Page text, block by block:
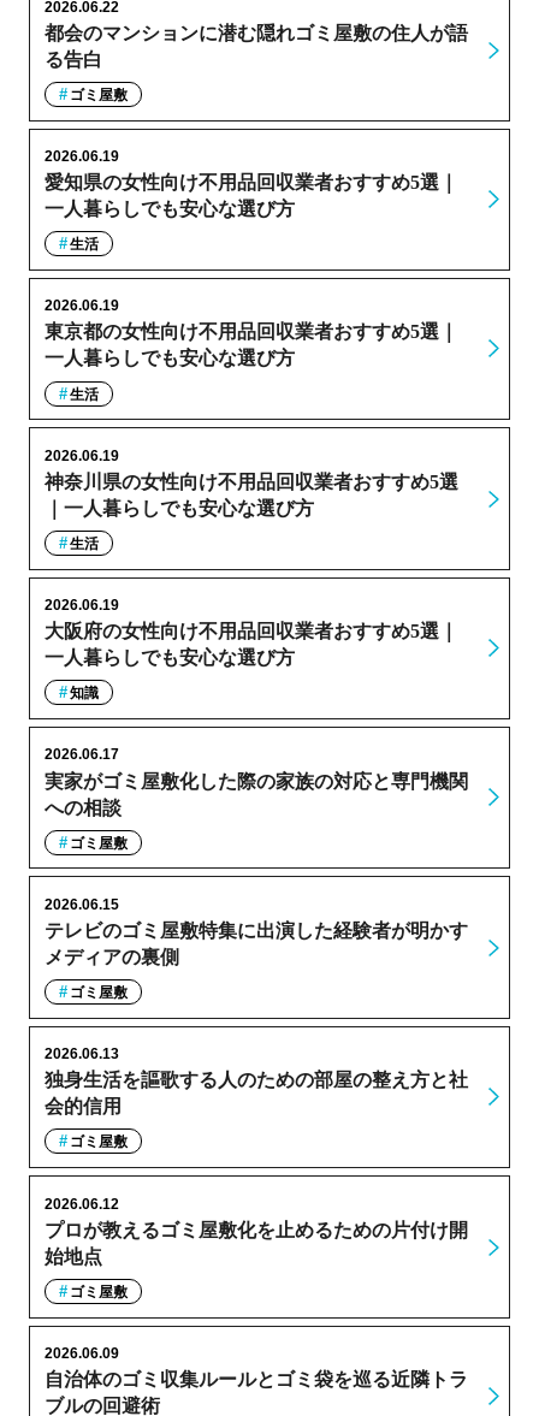
都会のマンションに潜む隠れゴミ屋敷の住人が語
る告白
2026.06.22
ゴミ屋敷
愛知県の女性向け不用品回収業者おすすめ5選｜
一人暮らしでも安心な選び方
2026.06.19
生活
東京都の女性向け不用品回収業者おすすめ5選｜
一人暮らしでも安心な選び方
2026.06.19
生活
神奈川県の女性向け不用品回収業者おすすめ5選
｜一人暮らしでも安心な選び方
2026.06.19
生活
大阪府の女性向け不用品回収業者おすすめ5選｜
一人暮らしでも安心な選び方
2026.06.19
知識
実家がゴミ屋敷化した際の家族の対応と専門機関
への相談
2026.06.17
ゴミ屋敷
テレビのゴミ屋敷特集に出演した経験者が明かす
メディアの裏側
2026.06.15
ゴミ屋敷
独身生活を謳歌する人のための部屋の整え方と社
会的信用
2026.06.13
ゴミ屋敷
プロが教えるゴミ屋敷化を止めるための片付け開
始地点
2026.06.12
ゴミ屋敷
自治体のゴミ収集ルールとゴミ袋を巡る近隣トラ
ブルの回避術
2026.06.09